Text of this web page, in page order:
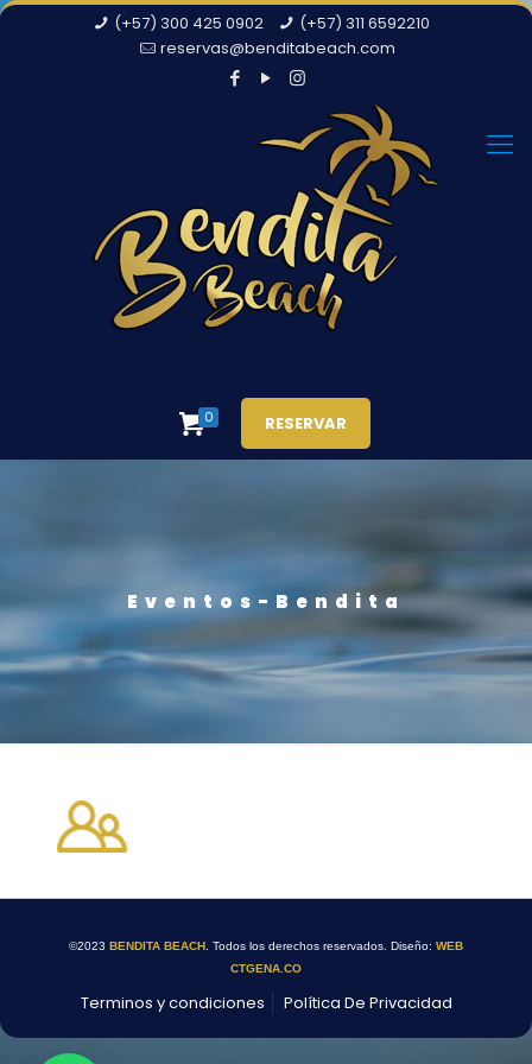
(+57) 300 425 0902
(+57) 311 6592210
reservas@benditabeach.com
0 RESERVAR
Eventos-Bendita
©2023 BENDITA BEACH . Todos los derechos reservados. Diseño: WEB
CTGENA.CO
Terminos y condiciones Política De Privacidad